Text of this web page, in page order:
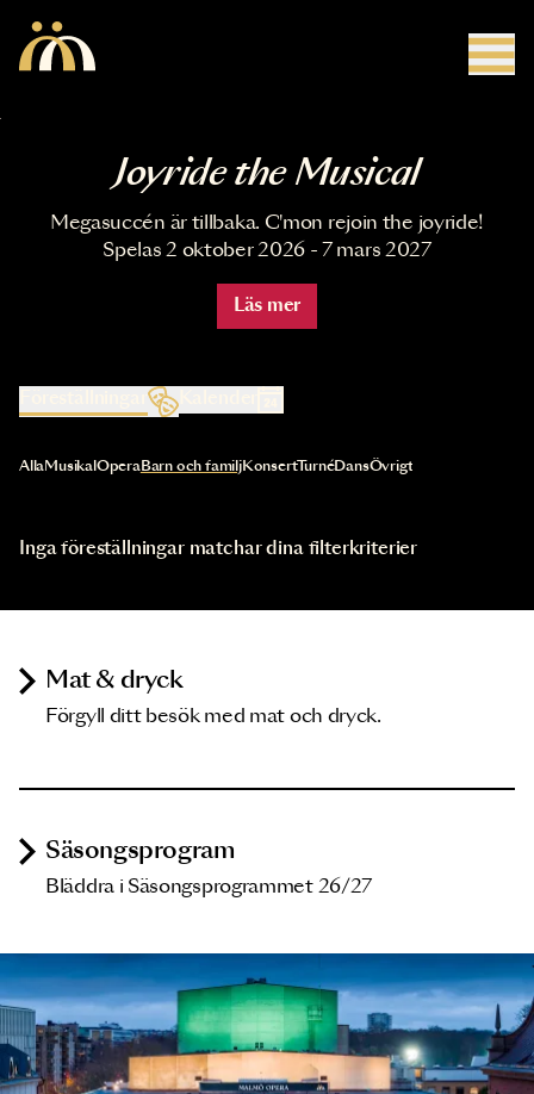
Joyride the Musical
Megasuccén är tillbaka. C'mon rejoin the joyride!
Spelas 2 oktober 2026 - 7 mars 2027
Läs mer
Kalender
Val av kategori uppdaterar innehållet automatiskt
AllaMusikal OperaBarn och familjKonsertTurnéDansÖvrigt
Inga föreställningar matchar dina filterkriterier
Mat & dryck
Förgyll ditt besök med mat och dryck.
Säsongsprogram
Bläddra i Säsongsprogrammet 26/27